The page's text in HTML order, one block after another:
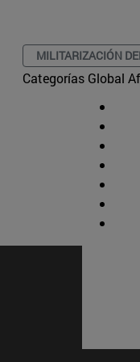
MILITARIZACIÓN
Categorías Global